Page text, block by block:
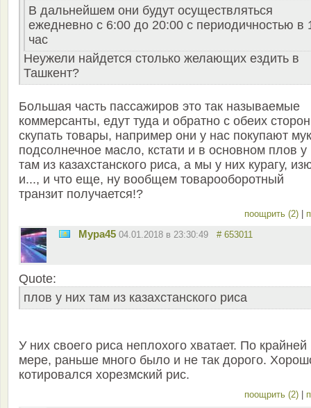
В дальнейшем они будут осуществляться
ежедневно с 6:00 до 20:00 с периодичностью в
час
Неужели найдется столько желающих ездить в
Ташкент?
Большая часть пассажиров это так называемые
коммерсанты, едут туда и обратно с обеих сторон
скупать товары, например они у нас покупают
подсолнечное масло, кстати и в основном плов у
там из казахстанского риса, а мы у них курагу,
и..., и что еще, ну вообщем товарооборотный
транзит получается!?
поощрить (2)
Мура45 04.01.2018 в 23:30:49 # 653011
Quote:
плов у них там из казахстанского риса
У них своего риса неплохого хватает. По крайней
мере, раньше много было и не так дорого.
котировался хорезмский рис.
поощрить (2)